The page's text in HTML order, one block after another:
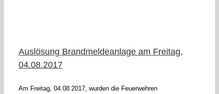
Auslösung Brandmeldeanlage am Freitag,
04.08.2017
Am Freitag, 04.08.2017, wurden die Feuerwehren